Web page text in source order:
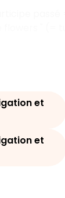
et
et